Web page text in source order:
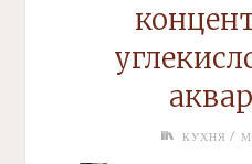
КУХНЯ /